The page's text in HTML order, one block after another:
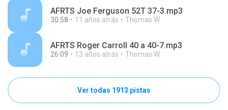
AFRTS Joe Ferguson 52T 37-3.mp3
30:58 11 años atrás Thomas W.
AFRTS Roger Carroll 40 a 40-7.mp3
26:09 13 años atrás Thomas W.
Ver todas 1913 pistas